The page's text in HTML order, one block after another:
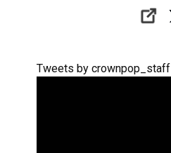
Tweets by crownpop_staff